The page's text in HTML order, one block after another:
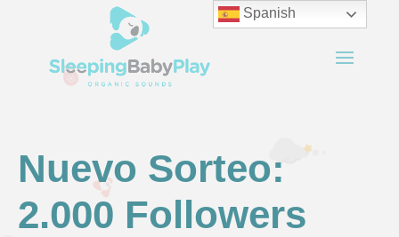
Nuevo Sorteo:
2.000 Followers
Spanish